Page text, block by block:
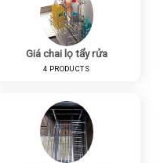
Giá chai lọ tẩy rửa
4 PRODUCTS